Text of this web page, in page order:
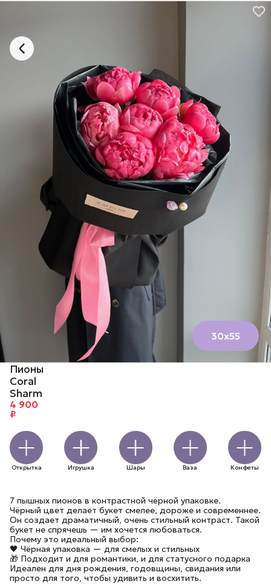
30х55
Пионы
Coral
Sharm
4 900
₽
Открытка Игрушка Шары Ваза Конфеты
7 пышных пионов в контрастной чёрной упаковке.
Чёрный цвет делает букет смелее, дороже и современнее.
Он создает драматичный, очень стильный контраст. Такой
букет не спрячешь — им хочется любоваться.
Почему это идеальный выбор:
🖤 Чёрная упаковка — для смелых и стильных
🎁 Подходит и для романтики, и для статусного подарка
Идеален для дня рождения, годовщины, свидания или
просто для того, чтобы удивить и восхитить.